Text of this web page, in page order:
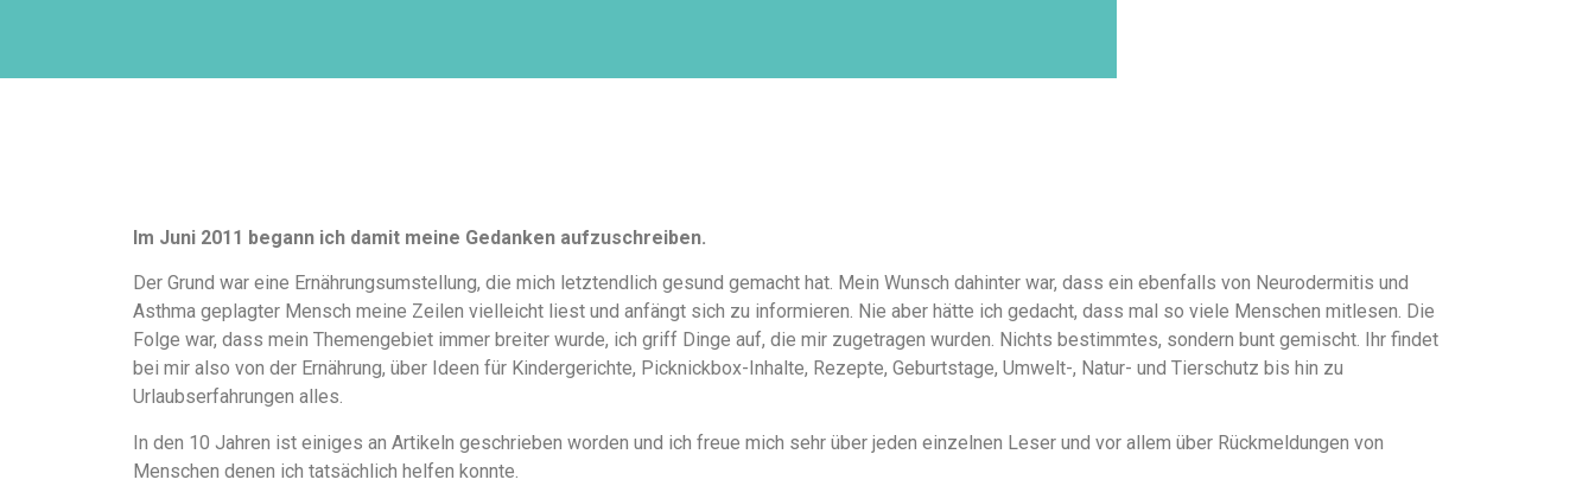
Im Juni 2011 begann ich damit meine Gedanken aufzuschreiben.
Der Grund war eine Ernährungsumstellung, die mich letztendlich gesund gemacht hat. Mein Wunsch dahinter war, dass ein ebenfalls von Neurodermitis und
Asthma geplagter Mensch meine Zeilen vielleicht liest und anfängt sich zu informieren. Nie aber hätte ich gedacht, dass mal so viele Menschen mitlesen. Die
Folge war, dass mein Themengebiet immer breiter wurde, ich griff Dinge auf, die mir zugetragen wurden. Nichts bestimmtes, sondern bunt gemischt. Ihr findet
bei mir also von der Ernährung, über Ideen für Kindergerichte, Picknickbox-Inhalte, Rezepte, Geburtstage, Umwelt-, Natur- und Tierschutz bis hin zu
Urlaubserfahrungen alles.
In den 10 Jahren ist einiges an Artikeln geschrieben worden und ich freue mich sehr über jeden einzelnen Leser und vor allem über Rückmeldungen von
Menschen denen ich tatsächlich helfen konnte.